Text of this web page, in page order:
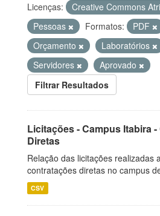
Licenças: Creative Commons
Pessoas
Formatos: PDF
Orçamento
Laboratórios
Servidores
Aprovado
Filtrar Resultados
Licitações - Campus Itabira
Diretas
Relação das licitações realizadas
contratações diretas no campus
CSV